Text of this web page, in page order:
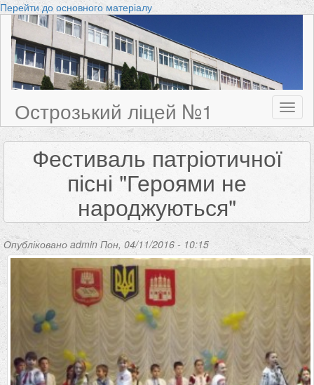
Перейти до основного матеріалу
Острозький ліцей №1
Фестиваль патріотичної
пісні "Героями не
народжуються"
Опубліковано admin Пон, 04/11/2016 - 10:15